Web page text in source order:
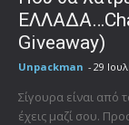
Giveaway)
Unpackman - 29
Σίγουρα είναι από
έχεις μαζί σου.